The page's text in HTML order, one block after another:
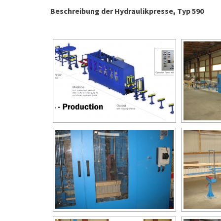
Beschreibung der Hydraulikpresse, Typ 590